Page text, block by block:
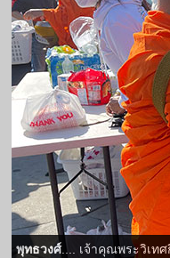
พุทธวงศ์.... เจ้าคุณพระวิเท